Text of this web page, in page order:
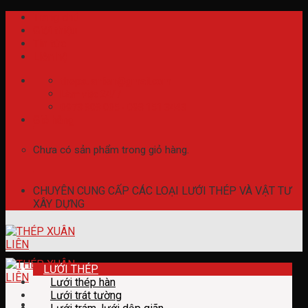
Skip
content
Chưa có sản phẩm trong giỏ hàng.
CHUYÊN CUNG CẤP CÁC LOẠI LƯỚI THÉP VÀ VẬT TƯ
XÂY DỰNG
LƯỚI THÉP
Lưới thép hàn
Lưới trát tường